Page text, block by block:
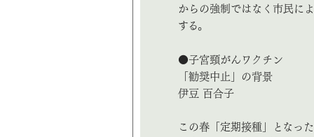
からの強制ではなく市民に
する。
●子宮頸がんワクチン
「勧奨中止」の背景
伊豆 百合子
この春「定期接種」となっ